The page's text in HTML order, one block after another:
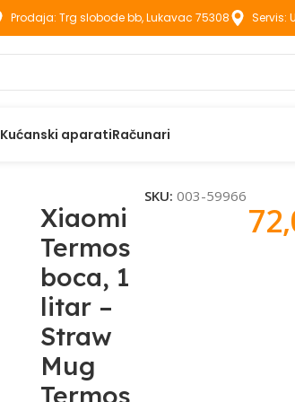
Prodaja: Trg slobode bb, Lukavac 75308 Servis:
Kućanski aparatiRačunari
Xiaomi
Termos
boca, 1
litar –
Straw
Mug
Termos
SKU:003-59966